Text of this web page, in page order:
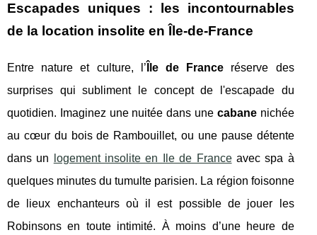
Escapades uniques : les incontournables
de la location insolite en Île-de-France
Entre nature et culture, l’ Île de France réserve des
surprises qui subliment le concept de l'escapade du
quotidien. Imaginez une nuitée dans une cabanenichée
au cœur du bois de Rambouillet, ou une pause détente
dans un
logement insolite en Ile de Franceavec spa à
quelques minutes du tumulte parisien. La région foisonne
de lieux enchanteurs où il est possible de jouer les
Robinsons en toute intimité. À moins d’une heure de